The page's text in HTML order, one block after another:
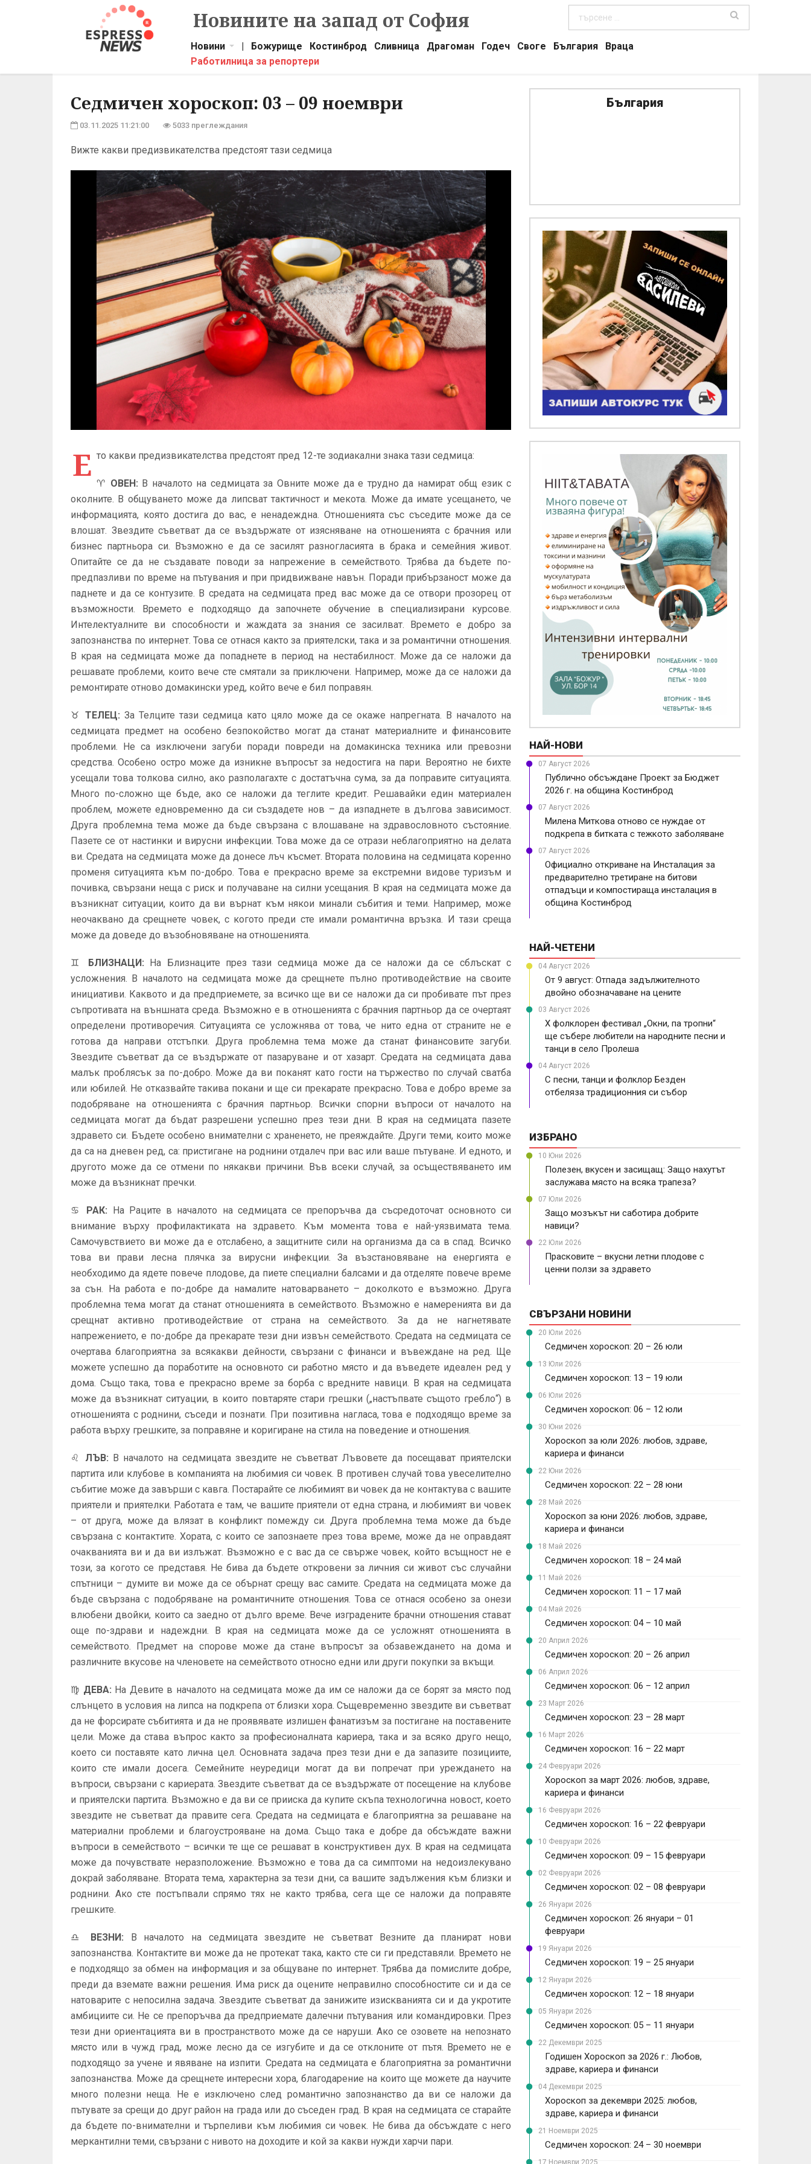
Новините на запад от София
Новини | Божурище Костинброд Сливница Драгоман Годеч Своге България
Враца
Работилница за репортери
Седмичен хороскоп: 03 – 09 ноември
03.11.2025 11:21:00 5033 преглеждания
Вижте какви предизвикателства предстоят тази седмица
Е то какви предизвикателства предстоят пред 12-те зодиакални знака тази седмица:
♈ ОВЕН: В началото на седмицата за Овните може да е трудно да намират общ език с
околните. В общуването може да липсват тактичност и мекота. Може да имате усещането, че
информацията, която достига до вас, е ненадеждна. Отношенията със съседите може да се
влошат. Звездите съветват да се въздържате от изясняване на отношенията с брачния или
бизнес партньора си. Възможно е да се засилят разногласията в брака и семейния живот.
Опитайте се да не създавате поводи за напрежение в семейството. Трябва да бъдете по-
предпазливи по време на пътувания и при придвижване навън. Поради прибързаност може да
паднете и да се контузите. В средата на седмицата пред вас може да се отвори прозорец от
възможности. Времето е подходящо да започнете обучение в специализирани курсове.
Интелектуалните ви способности и жаждата за знания се засилват. Времето е добро за
запознанства по интернет. Това се отнася както за приятелски, така и за романтични отношения.
В края на седмицата може да попаднете в период на нестабилност. Може да се наложи да
решавате проблеми, които вече сте смятали за приключени. Например, може да се наложи да
ремонтирате отново домакински уред, който вече е бил поправян.
♉ ТЕЛЕЦ: За Телците тази седмица като цяло може да се окаже напрегната. В началото на
седмицата предмет на особено безпокойство могат да станат материалните и финансовите
проблеми. Не са изключени загуби поради повреди на домакинска техника или превозни
средства. Особено остро може да изникне въпросът за недостига на пари. Вероятно не бихте
усещали това толкова силно, ако разполагахте с достатъчна сума, за да поправите ситуацията.
Много по-сложно ще бъде, ако се наложи да теглите кредит. Решавайки един материален
проблем, можете едновременно да си създадете нов – да изпаднете в дългова зависимост.
Друга проблемна тема може да бъде свързана с влошаване на здравословното състояние.
Пазете се от настинки и вирусни инфекции. Това може да се отрази неблагоприятно на делата
ви. Средата на седмицата може да донесе лъч късмет. Втората половина на седмицата коренно
променя ситуацията към по-добро. Това е прекрасно време за екстремни видове туризъм и
почивка, свързани неща с риск и получаване на силни усещания. В края на седмицата може да
възникнат ситуации, които да ви върнат към някои минали събития и теми. Например, може
неочаквано да срещнете човек, с когото преди сте имали романтична връзка. И тази среща
може да доведе до възобновяване на отношенията.
♊ БЛИЗНАЦИ: На Близнаците през тази седмица може да се наложи да се сблъскат с
усложнения. В началото на седмицата може да срещнете пълно противодействие на своите
инициативи. Каквото и да предприемете, за всичко ще ви се наложи да си пробивате път през
съпротивата на външната среда. Възможно е в отношенията с брачния партньор да се очертаят
определени противоречия. Ситуацията се усложнява от това, че нито една от страните не е
готова да направи отстъпки. Друга проблемна тема може да станат финансовите загуби.
Звездите съветват да се въздържате от пазаруване и от хазарт. Средата на седмицата дава
малък проблясък за по-добро. Може да ви поканят като гости на тържество по случай сватба
или юбилей. Не отказвайте такива покани и ще си прекарате прекрасно. Това е добро време за
подобряване на отношенията с брачния партньор. Всички спорни въпроси от началото на
седмицата могат да бъдат разрешени успешно през тези дни. В края на седмицата пазете
здравето си. Бъдете особено внимателни с храненето, не преяждайте. Други теми, които може
да са на дневен ред, са: пристигане на роднини отдалеч при вас или ваше пътуване. И едното, и
другото може да се отмени по някакви причини. Във всеки случай, за осъществяването им
може да възникнат пречки.
♋ РАК: На Раците в началото на седмицата се препоръчва да съсредоточат основното си
внимание върху профилактиката на здравето. Към момента това е най-уязвимата тема.
Самочувствието ви може да е отслабено, а защитните сили на организма да са в спад. Всичко
това ви прави лесна плячка за вирусни инфекции. За възстановяване на енергията е
необходимо да ядете повече плодове, да пиете специални балсами и да отделяте повече време
за сън. На работа е по-добре да намалите натоварването – доколкото е възможно. Друга
проблемна тема могат да станат отношенията в семейството. Възможно е намеренията ви да
срещнат активно противодействие от страна на семейството. За да не нагнетявате
напрежението, е по-добре да прекарате тези дни извън семейството. Средата на седмицата се
очертава благоприятна за всякакви дейности, свързани с финанси и въвеждане на ред. Ще
можете успешно да поработите на основното си работно място и да въведете идеален ред у
дома. Също така, това е прекрасно време за борба с вредните навици. В края на седмицата
може да възникнат ситуации, в които повтаряте стари грешки („настъпвате същото гребло“) в
отношенията с роднини, съседи и познати. При позитивна нагласа, това е подходящо време за
работа върху грешките, за поправяне и коригиране на стила на поведение и отношения.
♌ ЛЪВ: В началото на седмицата звездите не съветват Лъвовете да посещават приятелски
партита или клубове в компанията на любимия си човек. В противен случай това увеселително
събитие може да завърши с кавга. Постарайте се любимият ви човек да не контактува с вашите
приятели и приятелки. Работата е там, че вашите приятели от една страна, и любимият ви човек
– от друга, може да влязат в конфликт помежду си. Друга проблемна тема може да бъде
свързана с контактите. Хората, с които се запознаете през това време, може да не оправдаят
очакванията ви и да ви излъжат. Възможно е с вас да се свърже човек, който всъщност не е
този, за когото се представя. Не бива да бъдете откровени за личния си живот със случайни
спътници – думите ви може да се обърнат срещу вас самите. Средата на седмицата може да
бъде свързана с подобряване на романтичните отношения. Това се отнася особено за онези
влюбени двойки, които са заедно от дълго време. Вече изградените брачни отношения стават
още по-здрави и надеждни. В края на седмицата може да се усложнят отношенията в
семейството. Предмет на спорове може да стане въпросът за обзавеждането на дома и
различните вкусове на членовете на семейството относно едни или други покупки за вкъщи.
♍ ДЕВА: На Девите в началото на седмицата може да им се наложи да се борят за място под
слънцето в условия на липса на подкрепа от близки хора. Същевременно звездите ви съветват
да не форсирате събитията и да не проявявате излишен фанатизъм за постигане на поставените
цели. Може да става въпрос както за професионалната кариера, така и за всяко друго нещо,
което си поставяте като лична цел. Основната задача през тези дни е да запазите позициите,
които сте имали досега. Семейните неуредици могат да ви попречат при уреждането на
въпроси, свързани с кариерата. Звездите съветват да се въздържате от посещение на клубове
и приятелски партита. Възможно е да ви се прииска да купите скъпа технологична новост, което
звездите не съветват да правите сега. Средата на седмицата е благоприятна за решаване на
материални проблеми и благоустрояване на дома. Също така е добре да обсъждате важни
въпроси в семейството – всички те ще се решават в конструктивен дух. В края на седмицата
може да почувствате неразположение. Възможно е това да са симптоми на недоизлекувано
докрай заболяване. Втората тема, характерна за тези дни, са вашите задължения към близки и
роднини. Ако сте постъпвали спрямо тях не както трябва, сега ще се наложи да поправяте
грешките.
♎ ВЕЗНИ: В началото на седмицата звездите не съветват Везните да планират нови
запознанства. Контактите ви може да не протекат така, както сте си ги представяли. Времето не
е подходящо за обмен на информация и за общуване по интернет. Трябва да помислите добре,
преди да вземате важни решения. Има риск да оцените неправилно способностите си и да се
натоварите с непосилна задача. Звездите съветват да занижите изискванията си и да укротите
амбициите си. Не се препоръчва да предприемате далечни пътувания или командировки. През
тези дни ориентацията ви в пространството може да се наруши. Ако се озовете на непознато
място или в чужд град, може лесно да се изгубите и да се отклоните от пътя. Времето не е
подходящо за учене и явяване на изпити. Средата на седмицата е благоприятна за романтични
запознанства. Може да срещнете интересни хора, благодарение на които ще можете да научите
много полезни неща. Не е изключено след романтично запознанство да ви се наложи да
пътувате за срещи до друг район на града или до съседен град. В края на седмицата се старайте
да бъдете по-внимателни и търпеливи към любимия си човек. Не бива да обсъждате с него
меркантилни теми, свързани с нивото на доходите и кой за какви нужди харчи пари.
България
НАЙ-НОВИ
07 Август 2026
Публично обсъждане Проект за Бюджет
2026 г. на община Костинброд
07 Август 2026
Милена Миткова отново се нуждае от
подкрепа в битката с тежкото заболяване
07 Август 2026
Официално откриване на Инсталация за
предварително третиране на битови
отпадъци и компостираща инсталация в
община Костинброд
НАЙ-ЧЕТЕНИ
04 Август 2026
От 9 август: Отпада задължителното
двойно обозначаване на цените
03 Август 2026
X фолклорен фестивал „Окни, па тропни“
ще събере любители на народните песни и
танци в село Пролеша
04 Август 2026
С песни, танци и фолклор Безден
отбеляза традиционния си събор
ИЗБРАНО
10 Юни 2026
Полезен, вкусен и засищащ: Защо нахутът
заслужава място на всяка трапеза?
07 Юли 2026
Защо мозъкът ни саботира добрите
навици?
22 Юли 2026
Прасковите – вкусни летни плодове с
ценни ползи за здравето
СВЪРЗАНИ НОВИНИ
20 Юли 2026
Седмичен хороскоп: 20 – 26 юли
13 Юли 2026
Седмичен хороскоп: 13 – 19 юли
06 Юли 2026
Седмичен хороскоп: 06 – 12 юли
30 Юни 2026
Хороскоп за юли 2026: любов, здраве,
кариера и финанси
22 Юни 2026
Седмичен хороскоп: 22 – 28 юни
28 Май 2026
Хороскоп за юни 2026: любов, здраве,
кариера и финанси
18 Май 2026
Седмичен хороскоп: 18 – 24 май
11 Май 2026
Седмичен хороскоп: 11 – 17 май
04 Май 2026
Седмичен хороскоп: 04 – 10 май
20 Април 2026
Седмичен хороскоп: 20 – 26 април
06 Април 2026
Седмичен хороскоп: 06 – 12 април
23 Март 2026
Седмичен хороскоп: 23 – 28 март
16 Март 2026
Седмичен хороскоп: 16 – 22 март
24 Февруари 2026
Хороскоп за март 2026: любов, здраве,
кариера и финанси
16 Февруари 2026
Седмичен хороскоп: 16 – 22 февруари
10 Февруари 2026
Седмичен хороскоп: 09 – 15 февруари
02 Февруари 2026
Седмичен хороскоп: 02 – 08 февруари
26 Януари 2026
Седмичен хороскоп: 26 януари – 01
февруари
19 Януари 2026
Седмичен хороскоп: 19 – 25 януари
12 Януари 2026
Седмичен хороскоп: 12 – 18 януари
05 Януари 2026
Седмичен хороскоп: 05 – 11 януари
22 Декември 2025
Годишен Хороскоп за 2026 г.: Любов,
здраве, кариера и финанси
04 Декември 2025
Хороскоп за декември 2025: любов,
здраве, кариера и финанси
21 Ноември 2025
Седмичен хороскоп: 24 – 30 ноември
17 Ноември 2025